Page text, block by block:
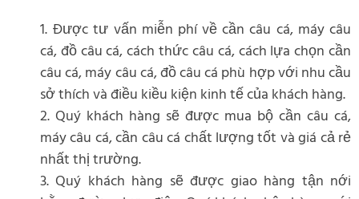
1. Được tư vấn miễn phí về cần câu cá, máy câu
cá, đồ câu cá, cách thức câu cá, cách lựa chọn cần
câu cá, máy câu cá, đồ câu cá phù hợp với nhu cầu
sở thích và điều kiều kiện kinh tế của khách hàng.
2. Quý khách hàng sẽ được mua bộ cần câu cá,
máy câu cá, cần câu cá chất lượng tốt và giá cả rẻ
nhất thị trường.
3. Quý khách hàng sẽ được giao hàng tận nới